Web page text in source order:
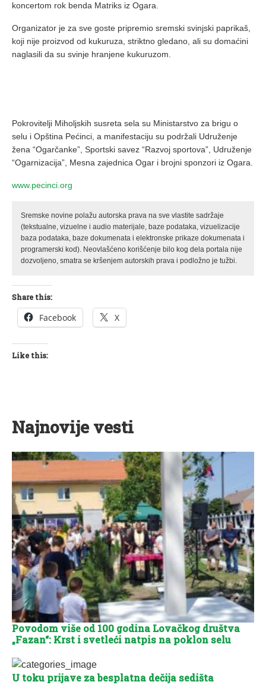
koncertom rok benda Matriks iz Ogara.
Organizator je za sve goste pripremio sremski svinjski paprikaš,
koji nije proizvod od kukuruza, striktno gledano, ali su domaćini
naglasili da su svinje hranjene kukuruzom.
Pokrovitelji Miholjskih susreta sela su Ministarstvo za brigu o
selu i Opština Pećinci, a manifestaciju su podržali Udruženje
žena “Ogarčanke”, Sportski savez “Razvoj sportova”, Udruženje
“Ogarnizacija”, Mesna zajednica Ogar i brojni sponzori iz Ogara.
www.pecinci.org
Sremske novine polažu autorska prava na sve vlastite sadržaje
(tekstualne, vizuelne i audio materijale, baze podataka, vizuelizacije
baza podataka, baze dokumenata i elektronske prikaze dokumenata i
programerski kod). Neovlašćeno korišćenje bilo kog dela portala nije
dozvoljeno, smatra se kršenjem autorskih prava i podložno je tužbi.
Share this:
Facebook X
Like this:
Najnovije vesti
Povodom više od 100 godina Lovačkog društva
„Fazan“: Krst i svetleći natpis na poklon selu
U toku prijave za besplatna dečija sedišta